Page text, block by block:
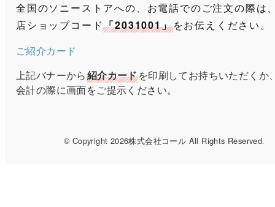
全国のソニーストアへの、お電話でのご注文の際は
店ショップコード「2031001」をお伝えください。
ご紹介カード
上記バナーから紹介カードを印刷してお持ちいただくか
会計の際に画面をご提示ください。
© Copyright 2026株式会社コール All Rights Reserved.